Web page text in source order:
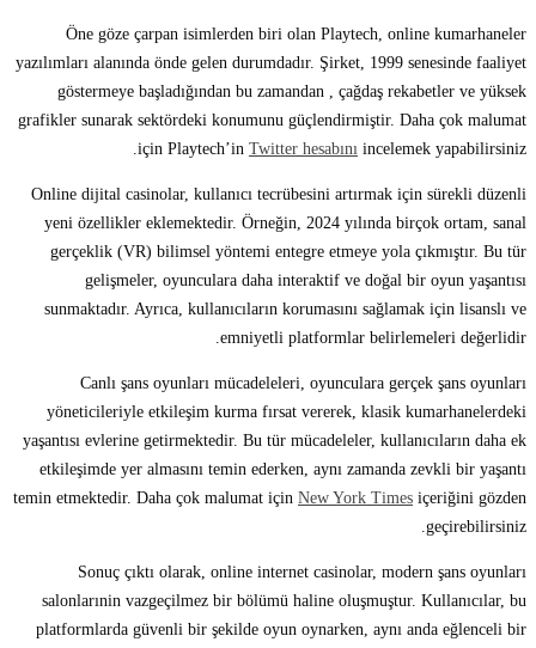
Öne göze çarpan isimlerden biri olan Playtech, online kumarhaneler
yazılımları alanında önde gelen durumdadır. Şirket, 1999 senesinde faaliyet
göstermeye başladığından bu zamandan , çağdaş rekabetler ve yüksek
grafikler sunarak sektördeki konumunu güçlendirmiştir. Daha çok malumat
için Playtech’in Twitter hesabını incelemek yapabilirsiniz.
Online dijital casinolar, kullanıcı tecrübesini artırmak için sürekli düzenli
yeni özellikler eklemektedir. Örneğin, 2024 yılında birçok ortam, sanal
gerçeklik (VR) bilimsel yöntemi entegre etmeye yola çıkmıştır. Bu tür
gelişmeler, oyunculara daha interaktif ve doğal bir oyun yaşantısı
sunmaktadır. Ayrıca, kullanıcıların korumasını sağlamak için lisanslı ve
emniyetli platformlar belirlemeleri değerlidir.
Canlı şans oyunları mücadeleleri, oyunculara gerçek şans oyunları
yöneticileriyle etkileşim kurma fırsat vererek, klasik kumarhanelerdeki
yaşantısı evlerine getirmektedir. Bu tür mücadeleler, kullanıcıların daha ek
etkileşimde yer almasını temin ederken, aynı zamanda zevkli bir yaşantı
temin etmektedir. Daha çok malumat için New York Times içeriğini gözden
geçirebilirsiniz.
Sonuç çıktı olarak, online internet casinolar, modern şans oyunları
salonlarınin vazgeçilmez bir bölümü haline oluşmuştur. Kullanıcılar, bu
platformlarda güvenli bir şekilde oyun oynarken, aynı anda eğlenceli bir